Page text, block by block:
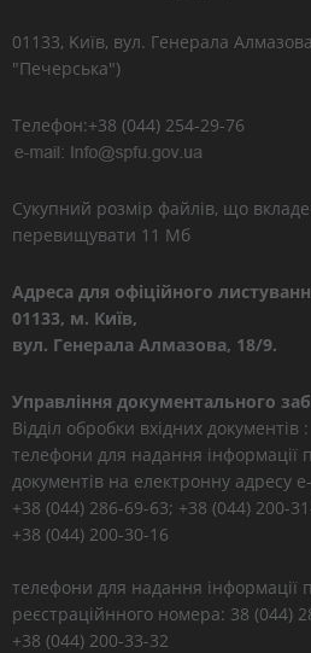
01133, Kиїв, вул. Генерала
"Печерська")
Телефон:+38 (044) 254-29-76
Сукупний розмір файлів, що
перевищувати 11 Мб
Адреса для офіційного
01133, м. Київ,
вул. Генерала Алмазова, 18/9.
Управління документального
Відділ обробки вхідних документів :
телефони для надання інформації
документів на електронну адресу
+38 (044) 286-69-63; +38 (044) 200-
+38 (044) 200-30-16
телефони для надання інформації
реєстраційнного номера: 38 (044)
+38 (044) 200-33-32